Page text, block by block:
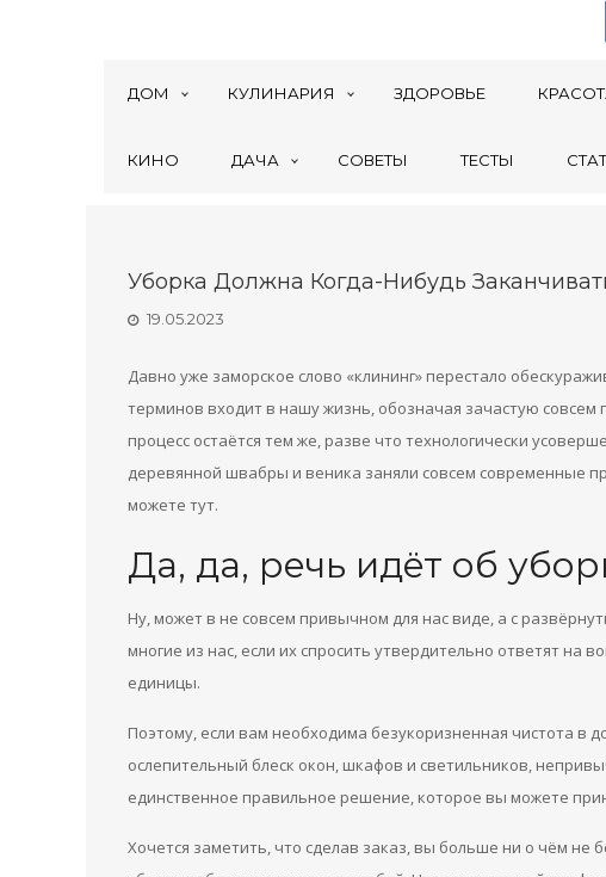
ДОМ КУЛИНАРИЯ ЗДОРОВЬЕ
КИНО ДАЧА СОВЕТЫ ТЕСТЫ
Уборка Должна Когда-Нибудь
19.05.2023
Давно уже заморское слово «клининг» перестало
терминов входит в нашу жизнь, обозначая зачастую
процесс остаётся тем же, разве что технологически
деревянной швабры и веника заняли совсем современные
можете тут.
Да, да, речь идёт об
Ну, может в не совсем привычном для нас виде, а с
многие из нас, если их спросить утвердительно ответят на
единицы.
Поэтому, если вам необходима безукоризненная чистота
ослепительный блеск окон, шкафов и светильников,
единственное правильное решение, которое вы можете
Хочется заметить, что сделав заказ, вы больше ни о чём не